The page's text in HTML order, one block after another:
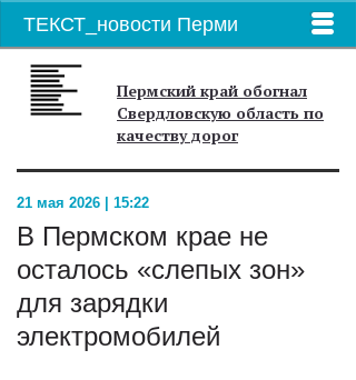
ТЕКСТ_новости Перми
Пермский край обогнал
Свердловскую область по
качеству дорог
21 мая 2026 | 15:22
В Пермском крае не
осталось «слепых зон»
для зарядки
электромобилей